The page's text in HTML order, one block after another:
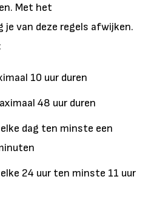
Met het
van deze regels afwijken.
10 uur duren
48 uur duren
dag ten minste een
24 uur ten minste 11 uur